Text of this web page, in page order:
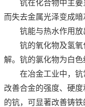
钪在化合物中主要
而失去金属光泽变成暗
钪能与热水作用放
钪的氧化物及氢氧
解。钪的氯化物为白色
在冶金工业中，钪
改善合金的强度、硬
的钪，可显著改善铸